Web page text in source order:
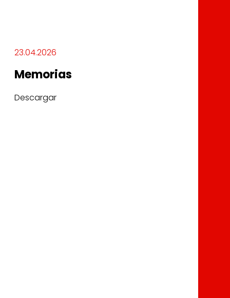
23.04.2026
Memorias
Descargar